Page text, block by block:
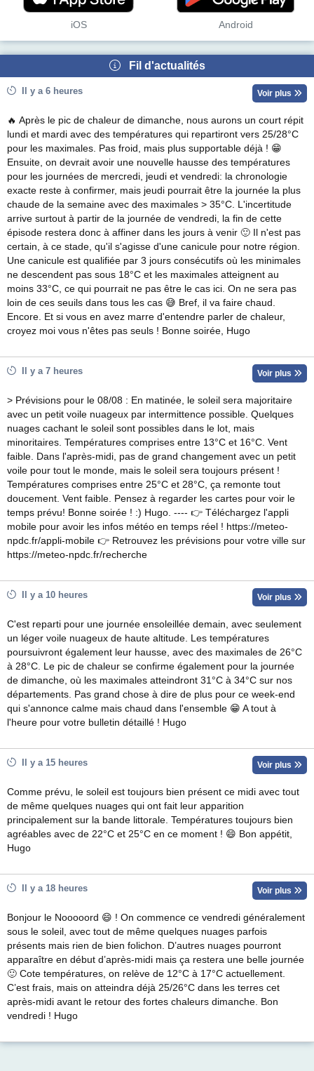
iOS Android
Fil d'actualités
Il y a 6 heures Voir plus
🔥 Après le pic de chaleur de dimanche, nous aurons un court répit
lundi et mardi avec des températures qui repartiront vers 25/28°C
pour les maximales. Pas froid, mais plus supportable déjà ! 😁
Ensuite, on devrait avoir une nouvelle hausse des températures
pour les journées de mercredi, jeudi et vendredi: la chronologie
exacte reste à confirmer, mais jeudi pourrait être la journée la plus
chaude de la semaine avec des maximales > 35°C. L'incertitude
arrive surtout à partir de la journée de vendredi, la fin de cette
épisode restera donc à affiner dans les jours à venir 🙂 Il n'est pas
certain, à ce stade, qu'il s'agisse d'une canicule pour notre région.
Une canicule est qualifiée par 3 jours consécutifs où les minimales
ne descendent pas sous 18°C et les maximales atteignent au
moins 33°C, ce qui pourrait ne pas être le cas ici. On ne sera pas
loin de ces seuils dans tous les cas 😅 Bref, il va faire chaud.
Encore. Et si vous en avez marre d'entendre parler de chaleur,
croyez moi vous n'êtes pas seuls ! Bonne soirée, Hugo
Il y a 7 heures Voir plus
> Prévisions pour le 08/08 : En matinée, le soleil sera majoritaire
avec un petit voile nuageux par intermittence possible. Quelques
nuages cachant le soleil sont possibles dans le lot, mais
minoritaires. Températures comprises entre 13°C et 16°C. Vent
faible. Dans l'après-midi, pas de grand changement avec un petit
voile pour tout le monde, mais le soleil sera toujours présent !
Températures comprises entre 25°C et 28°C, ça remonte tout
doucement. Vent faible. Pensez à regarder les cartes pour voir le
temps prévu! Bonne soirée ! :) Hugo. ---- 👉 Téléchargez l'appli
mobile pour avoir les infos météo en temps réel ! https://meteo-
npdc.fr/appli-mobile 👉 Retrouvez les prévisions pour votre ville sur
https://meteo-npdc.fr/recherche
Il y a 10 heures Voir plus
C'est reparti pour une journée ensoleillée demain, avec seulement
un léger voile nuageux de haute altitude. Les températures
poursuivront également leur hausse, avec des maximales de 26°C
à 28°C. Le pic de chaleur se confirme également pour la journée
de dimanche, où les maximales atteindront 31°C à 34°C sur nos
départements. Pas grand chose à dire de plus pour ce week-end
qui s'annonce calme mais chaud dans l'ensemble 😁 A tout à
l'heure pour votre bulletin détaillé ! Hugo
Il y a 15 heures Voir plus
Comme prévu, le soleil est toujours bien présent ce midi avec tout
de même quelques nuages qui ont fait leur apparition
principalement sur la bande littorale. Températures toujours bien
agréables avec de 22°C et 25°C en ce moment ! 😄 Bon appétit,
Hugo
Il y a 18 heures Voir plus
Bonjour le Nooooord 😄 ! On commence ce vendredi généralement
sous le soleil, avec tout de même quelques nuages parfois
présents mais rien de bien folichon. D’autres nuages pourront
apparaître en début d’après-midi mais ça restera une belle journée
🙂 Cote températures, on relève de 12°C à 17°C actuellement.
C’est frais, mais on atteindra déjà 25/26°C dans les terres cet
après-midi avant le retour des fortes chaleurs dimanche. Bon
vendredi ! Hugo